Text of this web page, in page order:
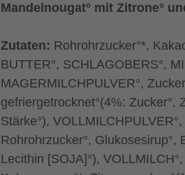
Mandelnougat° mit Zitrone°
Zutaten: Rohrohrzucker°*,
BUTTER°, SCHLAGOBERS°,
MAGERMILCHPULVER°,
gefriergetrocknet°(4%: Zucker°,
Stärke°),
Rohrohrzucker°, Glukosesirup°,
Lecithin [SOJA]°),